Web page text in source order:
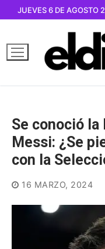
contenido
JUEVES 6 DE AGOSTO
Se conoció la
Messi: ¿Se
con la
16 MARZO, 2024